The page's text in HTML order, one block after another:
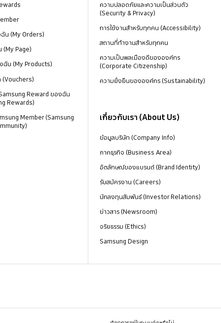
น (My Orders)
Page)
น (My Products)
Reward ของฉัน
Rewards)
Member (Samsung
ความปลอดภัยและความเป็นส่วนตัว
(Security & Privacy)
การใช้งานสำหรับทุกคน (Accessibility)
สถานที่ทำงานสำหรับทุกคน
ความเป็นพลเมืองดีขององค์กร
(Corporate Citizenship)
ความยั่งยืนขององค์กร (Sustainability)
เกี่ยวกับเรา (About Us)
ข้อมูลบริษัท (Company Info)
ภาคธุรกิจ (Business Area)
อัตลักษณ์ของแบรนด์ (Brand Identity)
รับสมัครงาน (Careers)
นักลงทุนสัมพันธ์ (Investor Relations)
ข่าวสาร (Newsroom)
จริยธรรม (Ethics)
Samsung Design